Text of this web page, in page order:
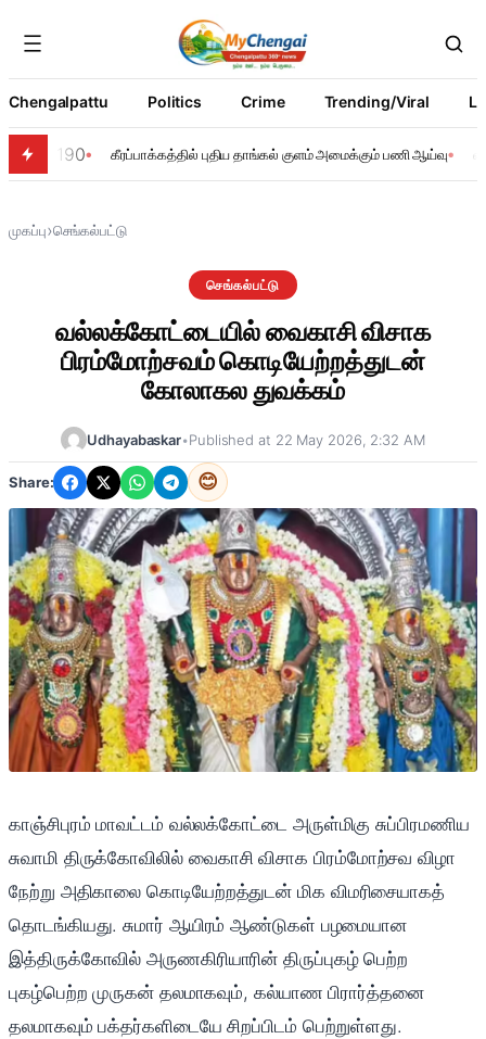
Chengalpattu Politics Crime Trending/Viral
190 கீரப்பாக்கத்தில் புதிய தாங்கல் குளம் அமைக்கும் பணி ஆய்வு
முகப்பு›செங்கல்பட்டு
செங்கல்பட்டு
வல்லக்கோட்டையில் வைகாசி விசாக
பிரம்மோற்சவம் கொடியேற்றத்துடன்
கோலாகல துவக்கம்
Udhayabaskar•Published at 22 May 2026, 2:32 AM
Share: 😊
காஞ்சிபுரம் மாவட்டம் வல்லக்கோட்டை அருள்மிகு சுப்பிரமணிய
சுவாமி திருக்கோவிலில் வைகாசி விசாக பிரம்மோற்சவ விழா
நேற்று அதிகாலை கொடியேற்றத்துடன் மிக விமரிசையாகத்
தொடங்கியது. சுமார் ஆயிரம் ஆண்டுகள் பழமையான
இத்திருக்கோவில் அருணகிரியாரின் திருப்புகழ் பெற்ற
புகழ்பெற்ற முருகன் தலமாகவும், கல்யாண பிரார்த்தனை
தலமாகவும் பக்தர்களிடையே சிறப்பிடம் பெற்றுள்ளது.